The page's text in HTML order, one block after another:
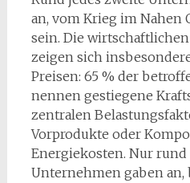
an, vom Krieg im Nahen
sein. Die
zeigen sich
Preisen: 65 % der
nennen gestiegene
zentralen
Vorprodukte oder
Energiekosten. Nur
Unternehmen gaben